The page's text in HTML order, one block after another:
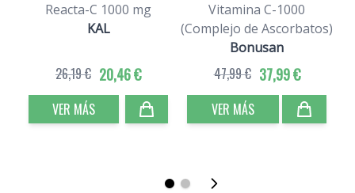
Reacta-C 1000 mg
KAL
20,46 €
26,19 €
VER MÁS
Vitamina C-1000
(Complejo de Ascorbatos)
Bonusan
37,99 €
47,99 €
VER MÁS